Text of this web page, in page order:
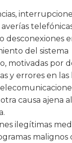
averías
desconexiones
del sistema
motivadas por
y errores en las
causa ajena
ilegítimas
malignos